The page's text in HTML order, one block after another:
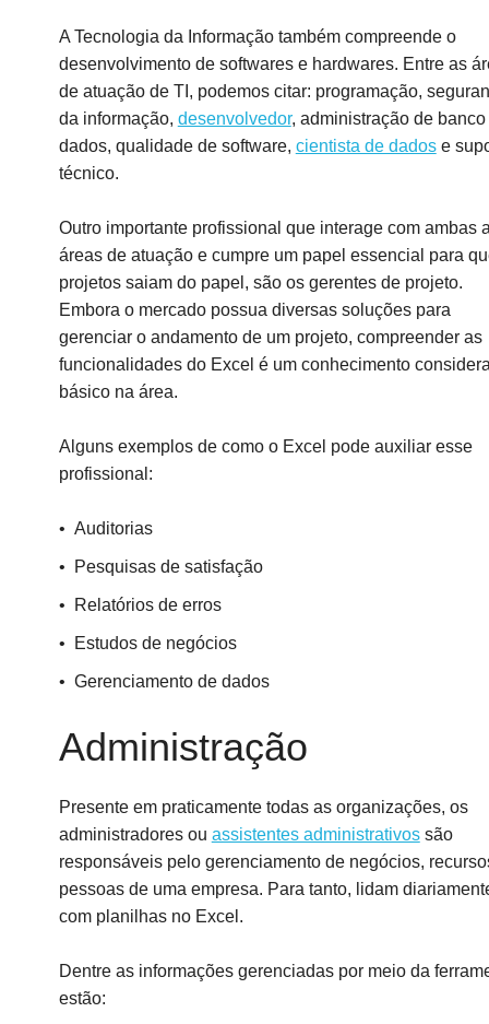
A Tecnologia da Informação também compreende o
desenvolvimento de softwares e hardwares. Entre as
de atuação de TI, podemos citar: programação,
da informação, desenvolvedor, administração de banco
dados, qualidade de software, cientista de dadose
técnico.
Outro importante profissional que interage com ambas
áreas de atuação e cumpre um papel essencial para
projetos saiam do papel, são os gerentes de projeto.
Embora o mercado possua diversas soluções para
gerenciar o andamento de um projeto, compreender as
funcionalidades do Excel é um conhecimento
básico na área.
Alguns exemplos de como o Excel pode auxiliar esse
profissional:
Auditorias
Pesquisas de satisfação
Relatórios de erros
Estudos de negócios
Gerenciamento de dados
Administração
Presente em praticamente todas as organizações, os
administradores ou assistentes administrativossão
responsáveis pelo gerenciamento de negócios,
pessoas de uma empresa. Para tanto, lidam
com planilhas no Excel.
Dentre as informações gerenciadas por meio da
estão: